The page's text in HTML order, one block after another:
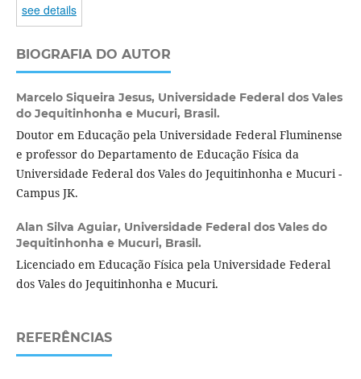
see details
BIOGRAFIA DO AUTOR
Marcelo Siqueira Jesus, Universidade Federal dos Vales
do Jequitinhonha e Mucuri, Brasil.
Doutor em Educação pela Universidade Federal Fluminense
e professor do Departamento de Educação Física da
Universidade Federal dos Vales do Jequitinhonha e Mucuri -
Campus JK.
Alan Silva Aguiar, Universidade Federal dos Vales do
Jequitinhonha e Mucuri, Brasil.
Licenciado em Educação Física pela Universidade Federal
dos Vales do Jequitinhonha e Mucuri.
REFERÊNCIAS